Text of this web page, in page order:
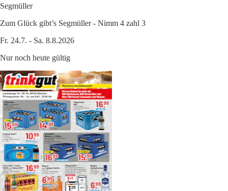
Segmüller
Zum Glück gibt’s Segmüller - Nimm 4 zahl 3
Fr. 24.7. - Sa. 8.8.2026
Nur noch heute gültig